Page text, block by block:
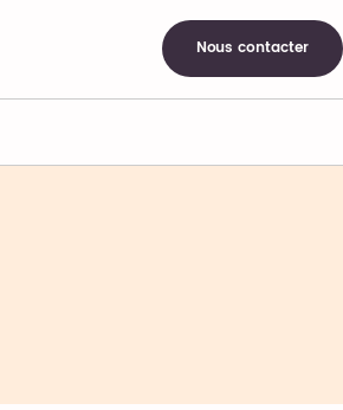
Nous contacter